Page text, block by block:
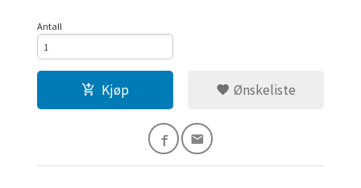
Antall
Kjøp Ønskeliste